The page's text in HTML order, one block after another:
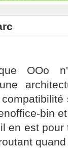
OOo
bin
en est